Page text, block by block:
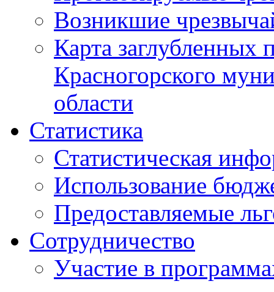
Возникшие
Карта
Красногорского
области
Статистика
Статистическая
Использование
Предоставляемые
Сотрудничество
Участие в